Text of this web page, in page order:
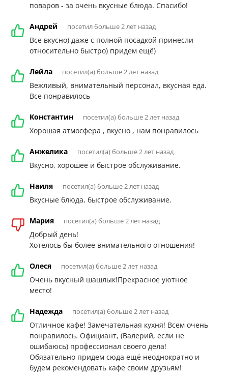
поваров - за очень вкусные блюда. Спасибо!
Андрей посетил больше 2 лет назад
Все вкусно) даже с полной посадкой принесли
относительно быстро) придем ещё)
Лейла посетил(а) больше 2 лет назад
Вежливый, внимательный персонал, вкусная еда.
Все понравилось
Константин посетил(а) больше 2 лет назад
Хорошая атмосфера , вкусно , нам понравилось
Анжелика посетил(а) больше 2 лет назад
Вкусно, хорошее и быстрое обслуживание.
Наиля посетил(а) больше 2 лет назад
Вкусные блюда, быстрое обслуживание.
Мария посетил(а) больше 2 лет назад
Добрый день!
Хотелось бы более внимательного отношения!
Олеся посетил(а) больше 2 лет назад
Очень вкусный шашлык!Прекрасное уютное
место!
Надежда посетил(а) больше 2 лет назад
Отличное кафе! Замечательная кухня! Всем очень
понравилось. Официант, (Валерий, если не
ошибаюсь) профессионал своего дела!
Обязательно придем сюда ещё неоднократно и
будем рекомендовать кафе своим друзьям!